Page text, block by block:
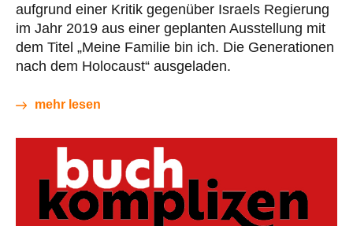
aufgrund einer Kritik gegenüber Israels Regierung
im Jahr 2019 aus einer geplanten Ausstellung mit
dem Titel „Meine Familie bin ich. Die Generationen
nach dem Holocaust“ ausgeladen.
mehr lesen